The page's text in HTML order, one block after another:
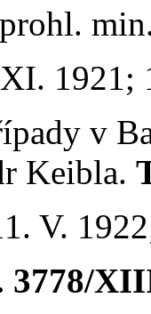
prohl.
1921;
v
Keibla.
V.
3778/